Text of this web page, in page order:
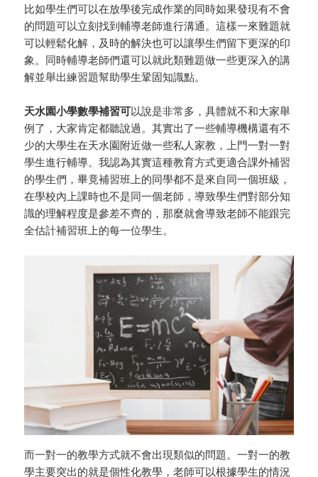
比如學生們可以在放學後完成作業的同時如果發現有不會
的問題可以立刻找到輔導老師進行溝通。這樣一來難題就
可以輕鬆化解，及時的解決也可以讓學生們留下更深的印
象。同時輔導老師們還可以就此類難題做一些更深入的講
解並舉出練習題幫助學生鞏固知識點。
天水園小學數學補習可以說是非常多，具體就不和大家舉
例了，大家肯定都聽說過。其實出了一些輔導機構還有不
少的大學生在天水園附近做一些私人家教，上門一對一對
學生進行輔導。我認為其實這種教育方式更適合課外補習
的學生們，畢竟補習班上的同學都不是來自同一個班級，
在學校內上課時也不是同一個老師，導致學生們對部分知
識的理解程度是參差不齊的，那麼就會導致老師不能跟完
全估計補習班上的每一位學生。
而一對一的教學方式就不會出現類似的問題。一對一的教
學主要突出的就是個性化教學，老師可以根據學生的情況